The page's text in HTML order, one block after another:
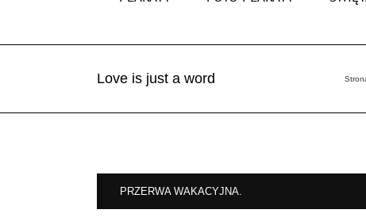
Love is just a word
PRZERWA WAKACYJNA.